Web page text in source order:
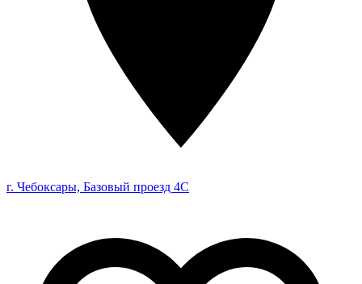
г. Чебоксары, Базовый проезд 4С